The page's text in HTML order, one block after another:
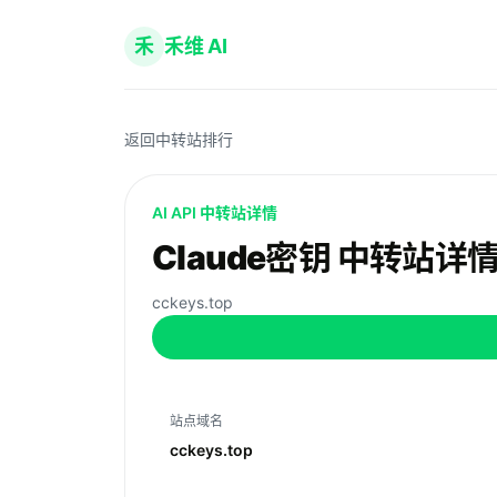
禾 禾维 AI
返回中转站排行
AI API 中转站详情
Claude密钥 中转站详
cckeys.top
站点域名
cckeys.top